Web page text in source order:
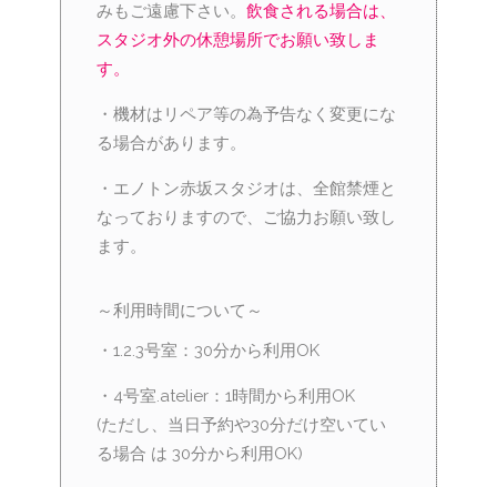
みもご遠慮下さい。 飲食される場合は、
スタジオ外の休憩場所でお願い致しま
す。
・機材はリペア等の為予告なく変更にな
る場合があります。
・エノトン赤坂スタジオは、全館禁煙と
なっておりますので、ご協力お願い致し
ます。
～利用時間について～
・1.2.3号室：30分から利用OK
・4号室.atelier：1時間から利用OK
(ただし、当日予約や30分だけ空いてい
る場合 は 30分から利用OK)